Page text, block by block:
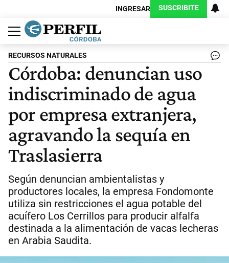
INGRESAR SUSCRIBITE
Política
Economía
Judiciales
Sociedad
Cultura
Espectáculos
Deportes
Protagonistas
RECURSOS NATURALES
Córdoba: denuncian uso
indiscriminado de agua
por empresa extranjera,
agravando la sequía en
Traslasierra
Según denuncian ambientalistas y
productores locales, la empresa Fondomonte
utiliza sin restricciones el agua potable del
acuífero Los Cerrillos para producir alfalfa
destinada a la alimentación de vacas lecheras
en Arabia Saudita.